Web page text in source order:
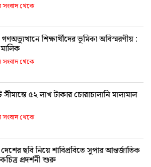
সংবাদ থেকে
শিক্ষার্থীদের ভূমিকা অবিস্মরণীয় :
সংবাদ থেকে
৫২ লাখ টাকার চোরাচালানি মালামাল
সংবাদ থেকে
ছবি নিয়ে শাবিপ্রবিতে সুপার আন্তর্জাতিক
প্রদর্শনী শুরু